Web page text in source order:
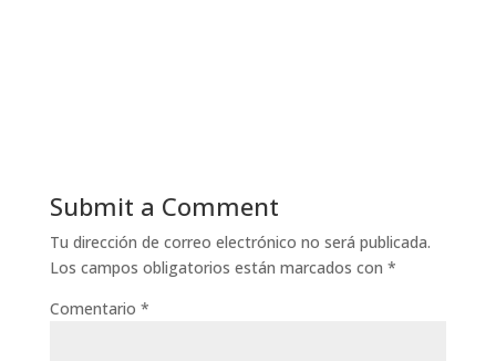
Submit a Comment
Tu dirección de correo electrónico no será publicada.
Los campos obligatorios están marcados con *
Comentario *